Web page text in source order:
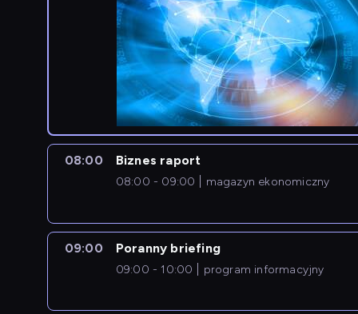
08:00 Biznes raport
08:00 - 09:00 magazyn ekonomiczny
09:00 Poranny briefing
09:00 - 10:00 program informacyjny